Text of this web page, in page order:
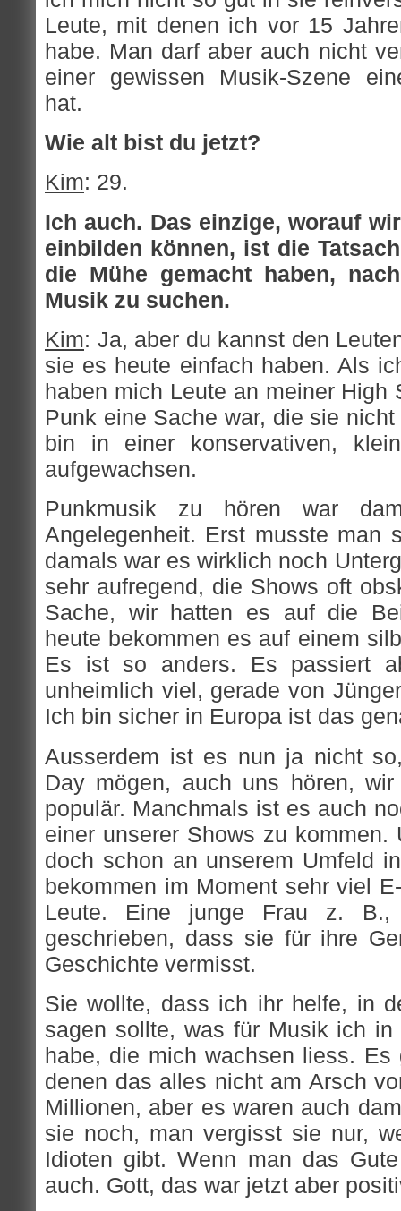
Leute, mit denen ich vor 15
habe. Man darf aber auch nicht
einer gewissen Musik-Szene
hat.
Wie alt bist du jetzt?
Kim: 29.
Ich auch. Das einzige, worauf
einbilden können, ist die
die Mühe gemacht haben,
Musik zu suchen.
Kim: Ja, aber du kannst den
sie es heute einfach haben. Als
haben mich Leute an meiner High
Punk eine Sache war, die sie
bin in einer konservativen,
aufgewachsen.
Punkmusik zu hören war
Angelegenheit. Erst musste man
damals war es wirklich noch
sehr aufregend, die Shows oft
Sache, wir hatten es auf die
heute bekommen es auf einem
Es ist so anders. Es passiert
unheimlich viel, gerade von
Ich bin sicher in Europa ist das
Ausserdem ist es nun ja nicht
Day mögen, auch uns hören,
populär. Manchmals ist es auch
einer unserer Shows zu kommen.
doch schon an unserem Umfeld
bekommen im Moment sehr viel
Leute. Eine junge Frau z.
geschrieben, dass sie für ihre
Geschichte vermisst.
Sie wollte, dass ich ihr helfe, in
sagen sollte, was für Musik ich in
habe, die mich wachsen liess.
denen das alles nicht am Arsch
Millionen, aber es waren auch
sie noch, man vergisst sie nur,
Idioten gibt. Wenn man das
auch. Gott, das war jetzt aber